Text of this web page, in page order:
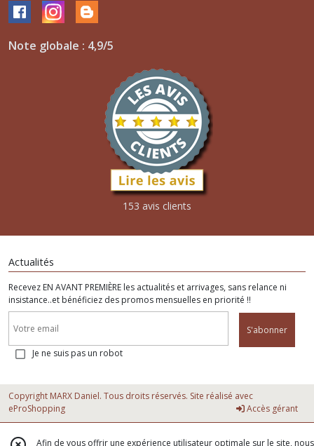
Note globale : 4,9/5
153 avis clients
Actualités
Recevez EN AVANT PREMIÈRE les actualités et arrivages, sans relance ni
insistance..et bénéficiez des promos mensuelles en priorité !!
S'abonner
Je ne suis pas un robot
Copyright MARX Daniel. Tous droits réservés. Site réalisé avec
eProShopping
Accès gérant
Afin de vous offrir une expérience utilisateur optimale sur le site, nous